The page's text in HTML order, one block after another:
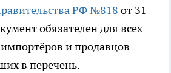
РФ №818 от 31
обязателен для всех
и продавцов
в перечень.